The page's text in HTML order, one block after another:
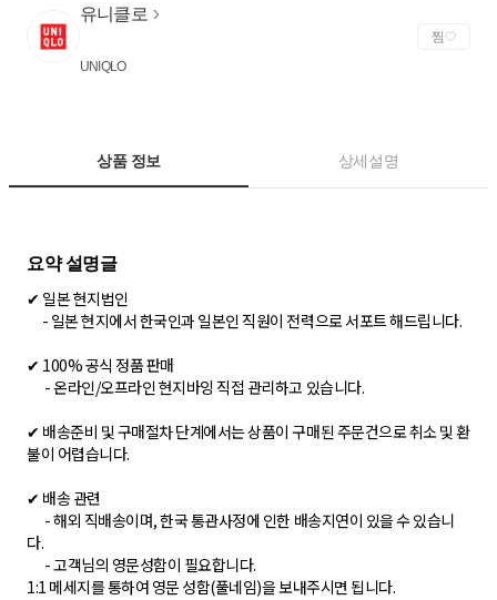
유니클로
UNIQLO
찜
상품 정보 상세설명
요약 설명글
✔ 일본 현지법인
- 일본 현지에서 한국인과 일본인 직원이 전력으로 서포트 해드립니다.
✔ 100% 공식 정품 판매
- 온라인/오프라인 현지바잉 직접 관리하고 있습니다.
✔ 배송준비 및 구매절차 단계에서는 상품이 구매된 주문건으로 취소 및 환
불이 어렵습니다.
✔ 배송 관련
- 해외 직배송이며, 한국 통관사정에 인한 배송지연이 있을 수 있습니
다.
- 고객님의 영문성함이 필요합니다.
1:1 메세지를 통하여 영문 성함(풀네임)을 보내주시면 됩니다.